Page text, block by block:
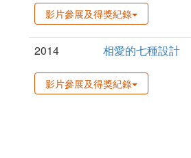
影片參展及得獎紀錄
2014 相愛的七種設計
影片參展及得獎紀錄